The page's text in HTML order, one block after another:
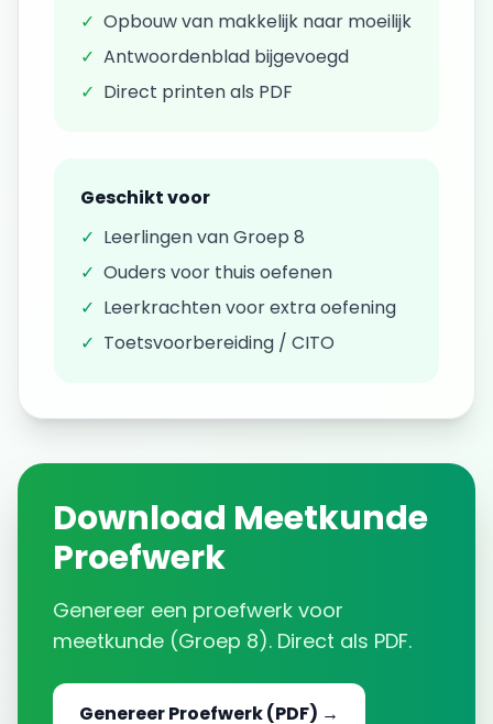
✓ Opbouw van makkelijk naar moeilijk
✓ Antwoordenblad bijgevoegd
✓ Direct printen als PDF
Geschikt voor
✓ Leerlingen vanGroep 8
✓ Ouders voor thuis oefenen
✓ Leerkrachten voor extra oefening
✓ Toetsvoorbereiding / CITO
Download Meetkunde
Proefwerk
Genereer een proefwerk voor
meetkunde (Groep 8). Direct als PDF.
GenereerProefwerk(PDF) →